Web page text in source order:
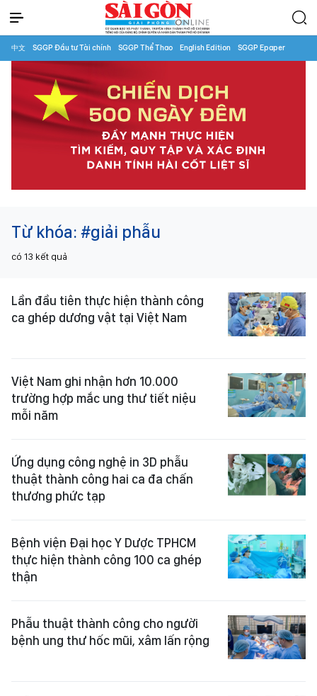
中文 SGGP Đầu tư Tài chính SGGP Thể Thao English Edition SGGP Epaper
Từ khóa: #giải phẫu
có 13 kết quả
Lần đầu tiên thực hiện thành công
ca ghép dương vật tại Việt Nam
Việt Nam ghi nhận hơn 10.000
trường hợp mắc ung thư tiết niệu
mỗi năm
Ứng dụng công nghệ in 3D phẫu
thuật thành công hai ca đa chấn
thương phức tạp
Bệnh viện Đại học Y Dược TPHCM
thực hiện thành công 100 ca ghép
thận
Phẫu thuật thành công cho người
bệnh ung thư hốc mũi, xâm lấn rộng